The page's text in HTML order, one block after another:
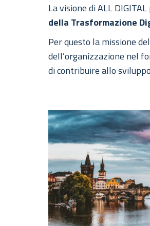
La visione di ALL
della Trasformazione
Per questo la missione
dell’organizzazione nel
di contribuire allo